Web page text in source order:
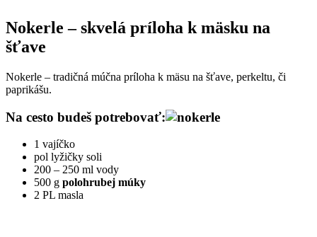
Nokerle – skvelá príloha k mäsku na
šťave
Nokerle – tradičná múčna príloha k mäsu na šťave, perkeltu, či
paprikášu.
Na cesto budeš potrebovať:
1 vajíčko
pol lyžičky soli
200 – 250 ml vody
500 g polohrubej múky
2 PL masla